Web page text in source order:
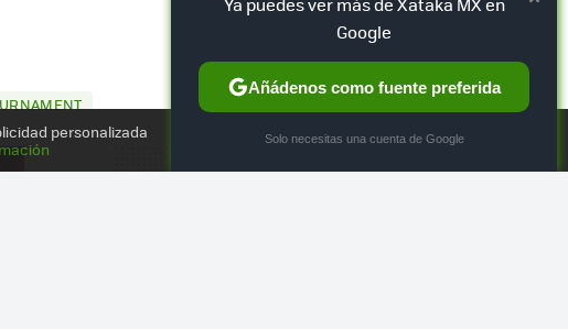
personalizada
Google
Añádenos como fuente preferida
Solo necesitas una cuenta de Google